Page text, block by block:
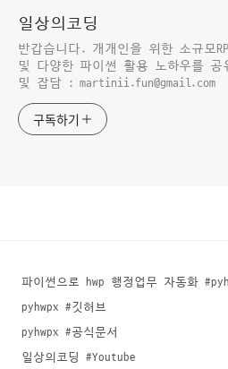
일상의코딩
반갑습니다. 개개인을 위한 소규모
및 다양한 파이썬 활용 노하우를 공
및 잡담 : martinii.fun@gmail.com
구독하기
파이썬으로 hwp 행정업무 자동화
pyhwpx #깃허브
pyhwpx #공식문서
일상의코딩 #Youtube